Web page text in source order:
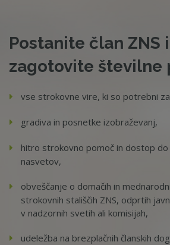
Postanite član ZNS
zagotovite številne
vse strokovne vire, ki so potrebni
gradiva in posnetke izobraževanj,
hitro strokovno pomoč in dostop do
nasvetov,
obveščanje o domačih in
strokovnih stališčih ZNS, odprtih
v nadzornih svetih ali komisijah,
udeležba na brezplačnih članskih